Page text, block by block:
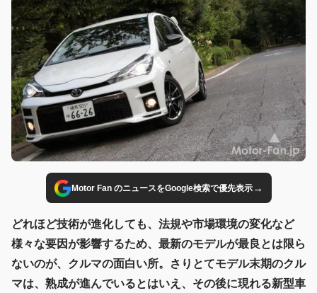
Motor Fan のニュースをGoogle検索で優先表示→
どれほど技術が進化しても、法規や市場環境の変化など
様々な要因が影響するため、最新のモデルが最良とは限ら
ないのが、クルマの面白い所。さりとてモデル末期のクル
マは、熟成が進んでいるとはいえ、その後に現れる新型車